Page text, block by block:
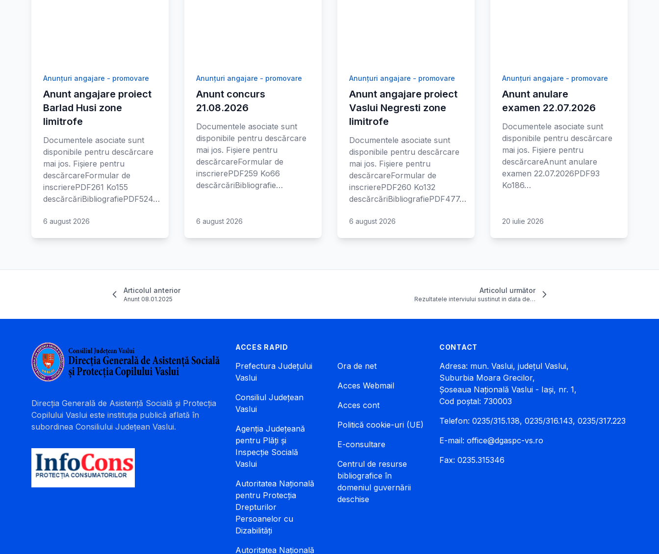
Anunțuri angajare - promovare
Anunt angajare proiect
Barlad Husi zone
limitrofe
Documentele asociate sunt
disponibile pentru descărcare
mai jos. Fișiere pentru
descărcareFormular de
inscrierePDF261 Ko155
descărcăriBibliografiePDF524…
6 august 2026
Anunțuri angajare - promovare
Anunt concurs
21.08.2026
Documentele asociate sunt
disponibile pentru descărcare
mai jos. Fișiere pentru
descărcareFormular de
inscrierePDF259 Ko66
descărcăriBibliografie…
6 august 2026
Anunțuri angajare - promovare
Anunt angajare proiect
Vaslui Negresti zone
limitrofe
Documentele asociate sunt
disponibile pentru descărcare
mai jos. Fișiere pentru
descărcareFormular de
inscrierePDF260 Ko132
descărcăriBibliografiePDF477…
6 august 2026
Anunțuri angajare - promovare
Anunt anulare
examen 22.07.2026
Documentele asociate sunt
disponibile pentru descărcare
mai jos. Fișiere pentru
descărcareAnunt anulare
examen 22.07.2026PDF93
Ko186…
20 iulie 2026
Articolul anterior
Anunt 08.01.2025
Articolul următor
Rezultatele interviului sustinut in data de…
Direcția Generală de Asistență Socială și Protecția
Copilului Vaslui este instituția publică aflată în
subordinea Consiliului Județean Vaslui.
ACCES RAPID
Prefectura Județului
Vaslui
Consiliul Județean
Vaslui
Agenția Județeană
pentru Plăți și
Inspecție Socială
Vaslui
Autoritatea Națională
pentru Protecția
Drepturilor
Persoanelor cu
Dizabilități
Autoritatea Națională
Ora de net
Acces Webmail
Acces cont
Politică cookie-uri (UE)
E-consultare
Centrul de resurse
bibliografice în
domeniul guvernării
deschise
CONTACT
Adresa: mun. Vaslui, județul Vaslui,
Suburbia Moara Grecilor,
Șoseaua Națională Vaslui - Iași, nr. 1,
Cod poștal: 730003
Telefon: 0235/315.138, 0235/316.143, 0235/317.223
E-mail: office@dgaspc-vs.ro
Fax: 0235.315346